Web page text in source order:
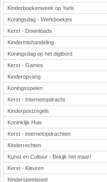
Kinderboekenweek op Yurls
Koningsdag - Werkboekjes
Kerst - Downloads
Kindermishandeling
Koningsdag op het digibord
Kerst - Games
Kinderopvang
Koningsspelen
Kerst - Internetopdracht
Kinderpostzegels
Koninklijk Huis
Kerst - internetopdrachten
Kinderrechten
Kunst en Cultuur - Bekijk het maar!
Kerst - Kleuren
Kinderspeelgoed